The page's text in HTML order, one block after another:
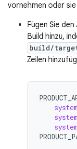
vornehmen oder sie
Fügen Sie
Build hinzu,
build/
Zeilen
system
system
system